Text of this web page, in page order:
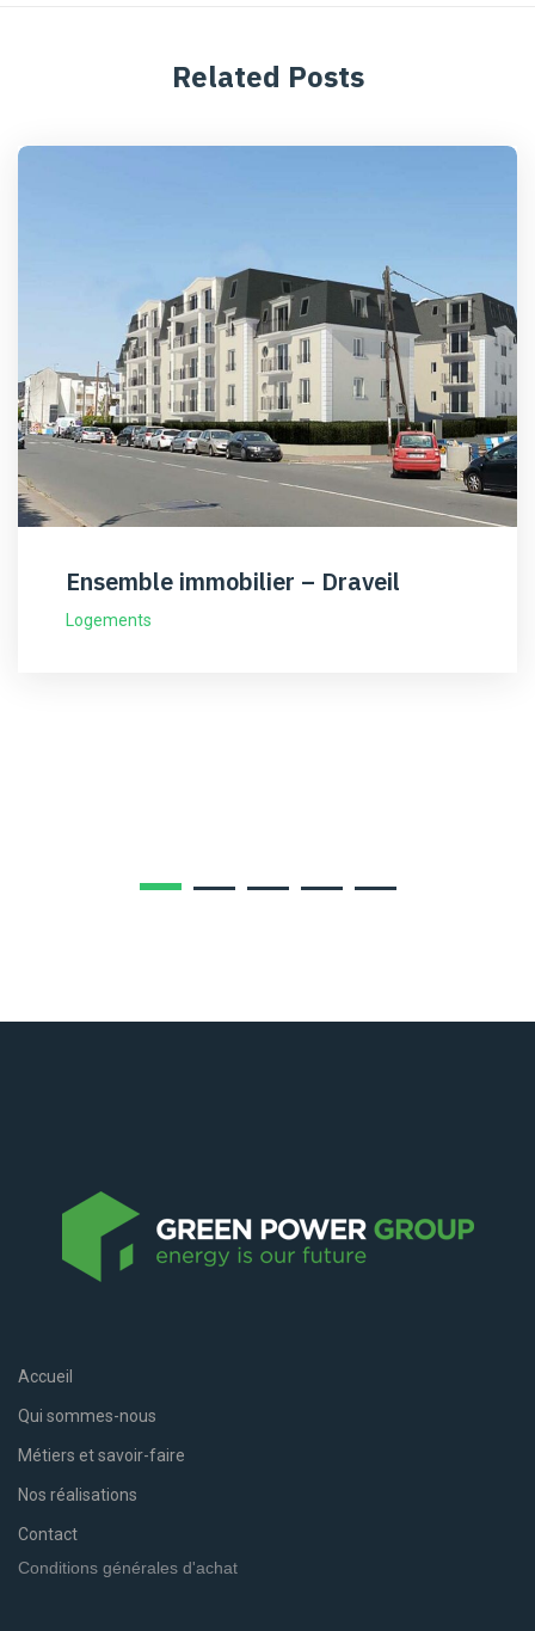
Related Posts
Ensemble immobilier – Draveil
Logements
Accueil
Qui sommes-nous
Métiers et savoir-faire
Nos réalisations
Contact
Conditions générales d'achat